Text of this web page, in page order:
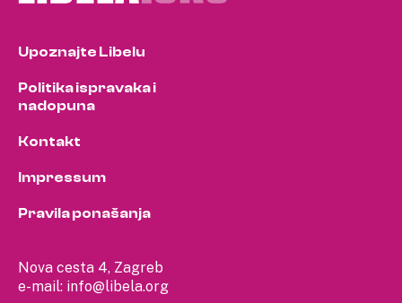
Nova cesta 4, Zagreb
e-mail: info@libela.org
Upoznajte Libelu
Politika ispravaka i
nadopuna
Kontakt
Impressum
Pravila ponašanja